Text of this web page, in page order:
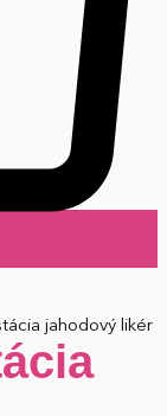
jahodový likér